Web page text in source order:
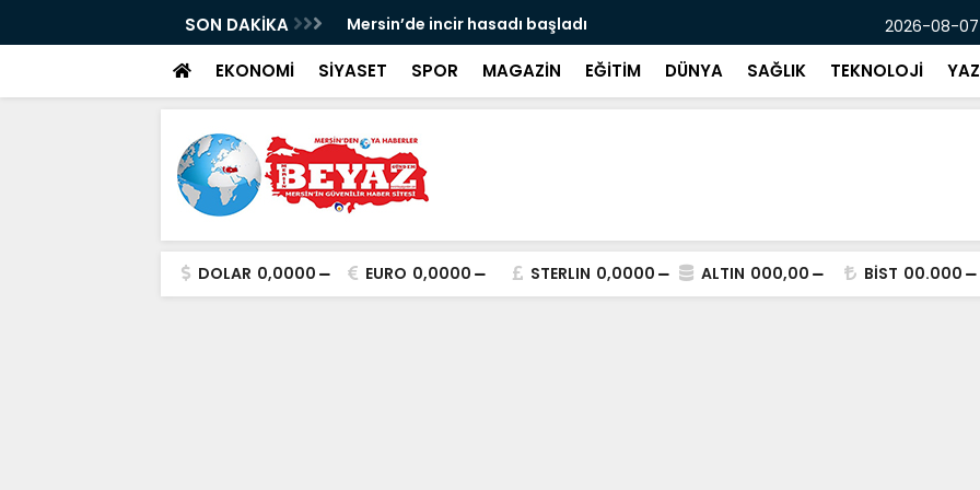
SON DAKİKA Mersin’de incir hasadı başladı Mersin’de
2026-08-
EKONOMİ SİYASET SPOR MAGAZİN EĞİTİM DÜNYA SAĞLIK TEKNOLOJİ
DOLAR 0,0000 EURO 0,0000 STERLIN 0,0000 ALTIN 000,00 BİST 00.000